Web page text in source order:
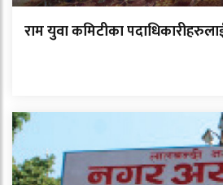
राम युवा कमिटीका